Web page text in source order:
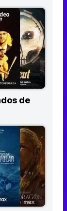
de